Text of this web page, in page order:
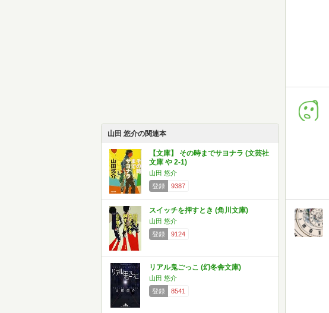
山田 悠介の関連本
【文庫】 その時までサヨナラ (文芸社
文庫 や 2-1)
山田 悠介
登録
9387
スイッチを押すとき (角川文庫)
山田 悠介
登録
9124
リアル鬼ごっこ (幻冬舎文庫)
山田 悠介
登録
8541